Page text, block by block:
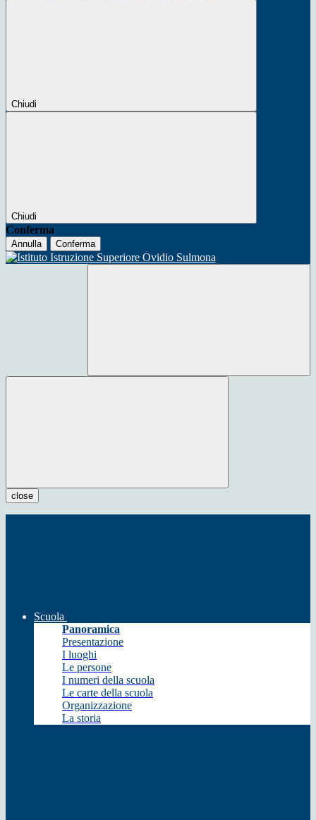
Chiudi
Chiudi
Conferma
Annulla Conferma
close
Scuola
Panoramica
Presentazione
I luoghi
Le persone
I numeri della scuola
Le carte della scuola
Organizzazione
La storia